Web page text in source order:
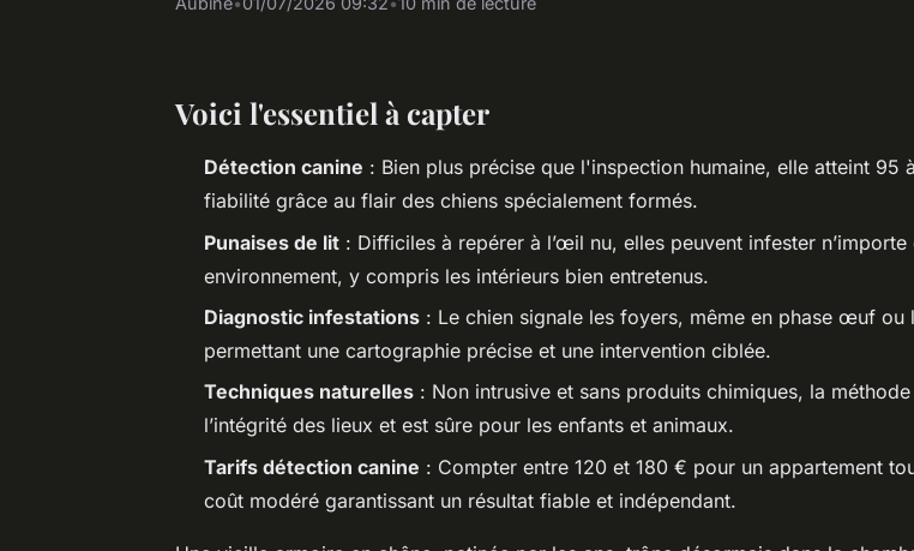
Voici l'essentiel à capter
Détection canine : Bien plus précise que l'inspection humaine, elle atteint 95
fiabilité grâce au flair des chiens spécialement formés.
Punaises de lit : Difficiles à repérer à l’œil nu, elles peuvent infester n’importe
environnement, y compris les intérieurs bien entretenus.
Diagnostic infestations : Le chien signale les foyers, même en phase œuf ou
permettant une cartographie précise et une intervention ciblée.
Techniques naturelles : Non intrusive et sans produits chimiques, la
l’intégrité des lieux et est sûre pour les enfants et animaux.
Tarifs détection canine : Compter entre 120 et 180 € pour un appartement
coût modéré garantissant un résultat fiable et indépendant.